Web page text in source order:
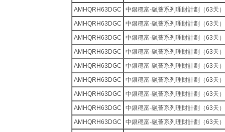
AMHQRH63DGC
中銀穩富-融薈系列理財計劃（63天）
AMHQRH63DGC
中銀穩富-融薈系列理財計劃（63天）
AMHQRH63DGC
中銀穩富-融薈系列理財計劃（63天）
AMHQRH63DGC
中銀穩富-融薈系列理財計劃（63天）
AMHQRH63DGC
中銀穩富-融薈系列理財計劃（63天）
AMHQRH63DGC
中銀穩富-融薈系列理財計劃（63天）
AMHQRH63DGC
中銀穩富-融薈系列理財計劃（63天）
AMHQRH63DGC
中銀穩富-融薈系列理財計劃（63天）
AMHQRH63DGC
中銀穩富-融薈系列理財計劃（63天）